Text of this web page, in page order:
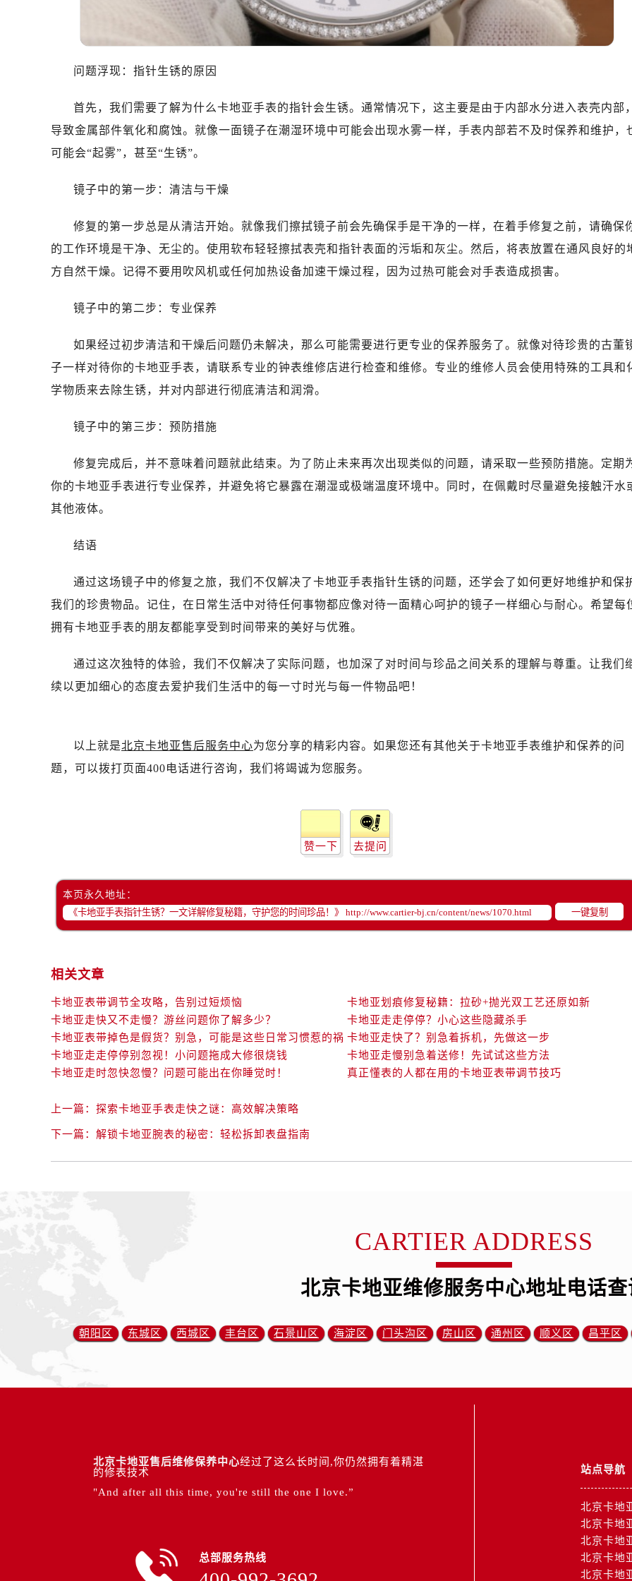
问题浮现：指针生锈的原因
首先，我们需要了解为什么卡地亚手表的指针会生锈。通常情况下，这主要是由于内部水分进入表壳内部
导致金属部件氧化和腐蚀。就像一面镜子在潮湿环境中可能会出现水雾一样，手表内部若不及时保养和维护，
可能会“起雾”，甚至“生锈”。
镜子中的第一步：清洁与干燥
修复的第一步总是从清洁开始。就像我们擦拭镜子前会先确保手是干净的一样，在着手修复之前，请确保
的工作环境是干净、无尘的。使用软布轻轻擦拭表壳和指针表面的污垢和灰尘。然后，将表放置在通风良好的
方自然干燥。记得不要用吹风机或任何加热设备加速干燥过程，因为过热可能会对手表造成损害。
镜子中的第二步：专业保养
如果经过初步清洁和干燥后问题仍未解决，那么可能需要进行更专业的保养服务了。就像对待珍贵的古董
子一样对待你的卡地亚手表，请联系专业的钟表维修店进行检查和维修。专业的维修人员会使用特殊的工具和
学物质来去除生锈，并对内部进行彻底清洁和润滑。
镜子中的第三步：预防措施
修复完成后，并不意味着问题就此结束。为了防止未来再次出现类似的问题，请采取一些预防措施。定期
你的卡地亚手表进行专业保养，并避免将它暴露在潮湿或极端温度环境中。同时，在佩戴时尽量避免接触汗水
其他液体。
结语
通过这场镜子中的修复之旅，我们不仅解决了卡地亚手表指针生锈的问题，还学会了如何更好地维护和保
我们的珍贵物品。记住，在日常生活中对待任何事物都应像对待一面精心呵护的镜子一样细心与耐心。希望每
拥有卡地亚手表的朋友都能享受到时间带来的美好与优雅。
通过这次独特的体验，我们不仅解决了实际问题，也加深了对时间与珍品之间关系的理解与尊重。让我们
续以更加细心的态度去爱护我们生活中的每一寸时光与每一件物品吧！
以上就是北京卡地亚售后服务中心为您分享的精彩内容。如果您还有其他关于卡地亚手表维护和保养的问
题，可以拨打页面400电话进行咨询，我们将竭诚为您服务。
赞一下 去提问
本页永久地址：
一键复制
相关文章
卡地亚表带调节全攻略，告别过短烦恼
卡地亚划痕修复秘籍：拉砂+抛光双工艺还原如新
卡地亚走快又不走慢？游丝问题你了解多少？
卡地亚走走停停？小心这些隐藏杀手
卡地亚表带掉色是假货？别急，可能是这些日常习惯惹的祸 卡地亚走快了？别急着拆机，先做这一步
卡地亚走走停停别忽视！小问题拖成大修很烧钱
卡地亚走慢别急着送修！先试试这些方法
卡地亚走时忽快忽慢？问题可能出在你睡觉时！
真正懂表的人都在用的卡地亚表带调节技巧
上一篇： 探索卡地亚手表走快之谜：高效解决策略
下一篇： 解锁卡地亚腕表的秘密：轻松拆卸表盘指南
CARTIER ADDRESS
北京卡地亚维修服务中心地址电话查
朝阳区 东城区 西城区 丰台区 石景山区 海淀区 门头沟区 房山区 通州区 顺义区 昌平区
北京卡地亚售后维修保养中心经过了这么长时间,你仍然拥有着精湛
的修表技术
"And after all this time, you're still the one I love.”
总部服务热线
站点导航
北京卡地
北京卡地
北京卡地
北京卡地
北京卡地